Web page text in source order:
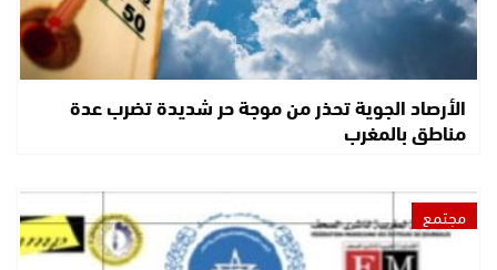
الأرصاد الجوية تحذر من موجة حر شديدة تضرب عدة
مناطق بالمغرب
مجتمع